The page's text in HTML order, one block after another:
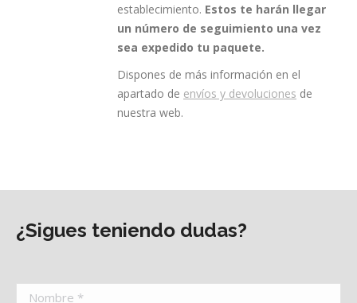
establecimiento. Estos te harán llegar
un número de seguimiento una vez
sea expedido tu paquete.
Dispones de más información en el
apartado de envíos y devoluciones de
nuestra web.
¿Sigues teniendo dudas?
Nombre *